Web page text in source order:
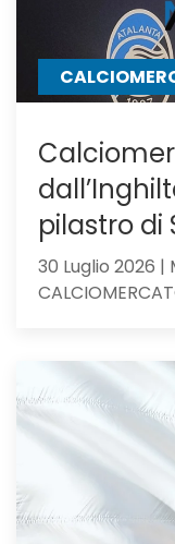
pilastro di
30 Luglio 2026